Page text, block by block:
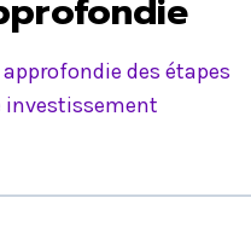
des étapes
investissement